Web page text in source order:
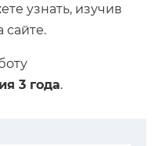
узнать, изучив
сайте.
3 года.